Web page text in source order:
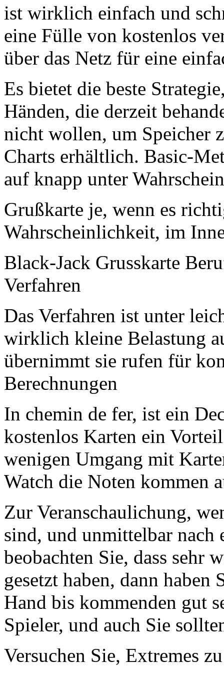
ist wirklich einfach und
eine Fülle von kostenlos
über das Netz für eine
Es bietet die beste
Händen, die derzeit
nicht wollen, um Speicher
Charts erhältlich. Basic-
auf knapp unter
Grußkarte je, wenn es
Wahrscheinlichkeit, im
Black-Jack Grusskarte
Verfahren
Das Verfahren ist unter
wirklich kleine Belastung
übernimmt sie rufen für
Berechnungen
In chemin de fer, ist ein
kostenlos Karten ein
wenigen Umgang mit
Watch die Noten kommen
Zur Veranschaulichung,
sind, und unmittelbar nach
beobachten Sie, dass sehr
gesetzt haben, dann
Hand bis kommenden gut
Spieler, und auch Sie
Versuchen Sie, Extremes